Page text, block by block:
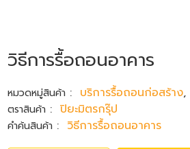
วิธีการรื้อถอนอาคาร
หมวดหมู่สินค้า: บริการรื้อถอนก่อสร้าง,
ตราสินค้า: ปิยะมิตรกรุ๊ป
คำค้นสินค้า: วิธีการรื้อถอนอาคาร